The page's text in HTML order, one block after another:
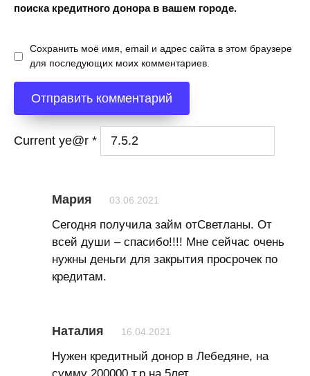
поиска кредитного донора в вашем городе.
Сохранить моё имя, email и адрес сайта в этом браузере
для последующих моих комментариев.
Current ye@r *
Мария 03.06.2021
Сегодня получила займ отСветланы. От
всей души – спасибо!!!! Мне сейчас очень
нужны деньги для закрытия просрочек по
кредитам.
Наталия 16.04.2021
Нужен кредитный донор в Лебедяне, на